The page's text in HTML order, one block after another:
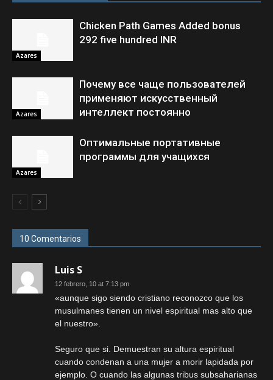
Azares
Chicken Path Games Added bonus
292 five hundred INR
Azares
Почему все чаще пользователей
применяют искусственный
интеллект постоянно
Azares
Оптимальные портативные
программы для учащихся
10 Comentarios
Luis S
12 febrero, 10 at 7:13 pm
«aunque sigo siendo cristiano reconozco que los
musulmanes tienen un nivel espiritual mas alto que
el nuestro».
Seguro que si. Demuestran su altura espiritual
cuando condenan a una mujer a morir lapidada por
ejemplo. O cuando las algunas tribus subsaharianas